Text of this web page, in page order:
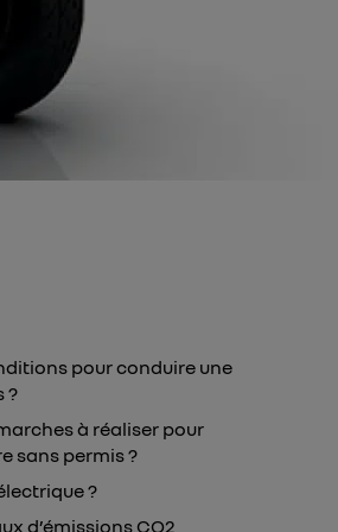
pour conduire une
?
à réaliser pour
sans permis ?
?
d’émissions CO2